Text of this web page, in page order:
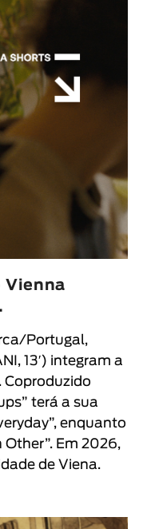
Vienna
Portugal,
13′) integram a
. Coproduzido
” terá a sua
”, enquanto
Other”. Em 2026,
de Viena.